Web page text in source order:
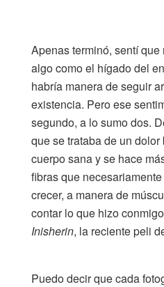
Apenas terminó, sentí
algo como el hígado del
habría manera de seguir
existencia. Pero ese
segundo, a lo sumo dos.
que se trataba de un
cuerpo sana y se hace
fibras que
crecer, a manera de
contar lo que hizo conmigo
Inisherin, la reciente peli
Puedo decir que cada